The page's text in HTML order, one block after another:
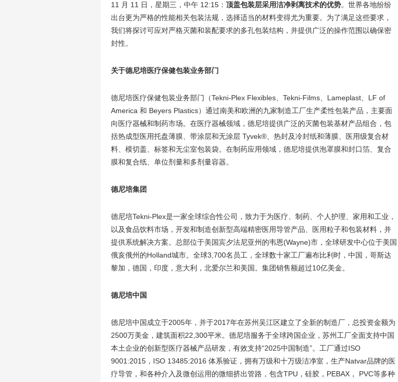
11 月 11 日，星期三，中午 12:15：顶盖包装层采用洁净剥离技术的优势。世界各地纷纷
出台更为严格的性能相关包装法规，选择适当的材料变得尤为重要。为了满足这些要求，
我们将探讨可应对严格灭菌和装配要求的多孔包装结构，并提供广泛的操作范围以确保密
封性。
关于德尼培医疗保健包装业务部门
德尼培医疗保健包装业务部门（Tekni-Plex Flexibles、Tekni-Films、Lameplast、LF of
America 和 Beyers Plastics）通过南美和欧洲的九家制造工厂生产柔性包装产品，主要面
向医疗器械和制药市场。在医疗器械领域，德尼培提供广泛的灭菌包装基材产品组合，包
括热成型医用托盘薄膜、带涂层和无涂层 Tyvek®、热封及冷封纸和薄膜、医用级复合材
料、模切盖、标签和无尘室包装袋。在制药应用领域，德尼培提供泡罩膜和封口箔、复合
膜和复合纸、单位剂量和多剂量容器。
德尼培集团
德尼培Tekni-Plex是一家全球综合性公司，致力于为医疗、制药、个人护理、家用和工业，
以及食品饮料市场，开发和制造创新型高端精密医用导管产品、医用粒子和包装材料，并
提供系统解决方案。总部位于美国宾夕法尼亚州的韦恩(Wayne)市，全球研发中心位于美国
俄亥俄州的Holland城市。全球3,700名员工，全球数十家工厂遍布比利时，中国，哥斯达
黎加，德国，印度，意大利，北爱尔兰和美国。集团销售额超过10亿美金。
德尼培中国
德尼培中国成立于2005年，并于2017年在苏州吴江区建立了全新的制造厂，总投资金额为
2500万美金，建筑面积22,300平米。德尼培服务于全球跨国企业，苏州工厂全面支持中国
本土企业的创新型医疗器械产品研发，有效支持“2025中国制造”。工厂通过ISO
9001:2015，ISO 13485:2016 体系验证，拥有万级和十万级洁净室，生产Natvar品牌的医
疗导管，和各种介入及微创运用的微细挤出管路，包含TPU，硅胶，PEBAX， PVC等多种